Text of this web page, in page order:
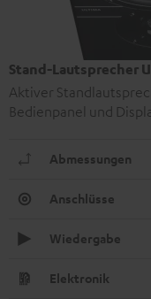
Stand-Lautsprecher
Aktiver
Bedienpanel und
Abmessungen
Anschlüsse
Wiedergabe
Elektronik